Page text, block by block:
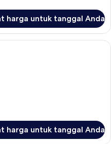
harga untuk tanggal Anda
Kamar Quadruple Keluarga | Meja
harga untuk tanggal Anda